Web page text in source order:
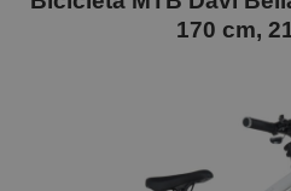
170 cm,